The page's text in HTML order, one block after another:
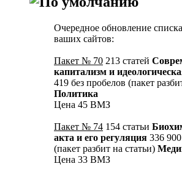
Очередное обновление
ваших сайтов:
Пакет № 70 213 статей
капитализм и
419 без пробелов (пакет
Политика
Цена 45 ВМЗ
Пакет № 74 154 статьи
акта и его регуляция 336
(пакет разбит на статьи)
Цена 33 ВМЗ